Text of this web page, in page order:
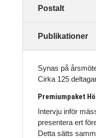
Postalt
Publikationer
Synas på
Cirka 125
Premiumpaket
Intervju inför
presentera ert
Detta sätts